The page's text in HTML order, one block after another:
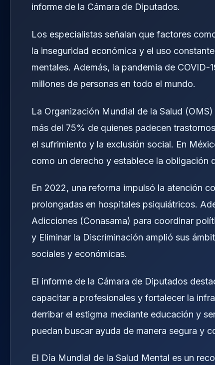
informe de la Cámara de Diputados.
Los especialistas señalan que factores
la inseguridad económica y el uso
mentales. Además, la pandemia de
millones de personas en todo el mundo.
La Organización Mundial de la Salud
más del 75% de quienes padecen
el sufrimiento y la exclusión social. En
como un derecho y establece la obligación
En 2022, una reforma impulsó la atención
prolongadas en hospitales psiquiátricos.
Adicciones (Conasama) para coordinar
y Eliminar la Discriminación amplió sus
sociales y económicas.
El informe de la Cámara de Diputados
capacitar a profesionales y fortalecer la
derribar el estigma mediante educación y
puedan buscar ayuda de manera segura y
El Día Mundial de la Salud Mental es un